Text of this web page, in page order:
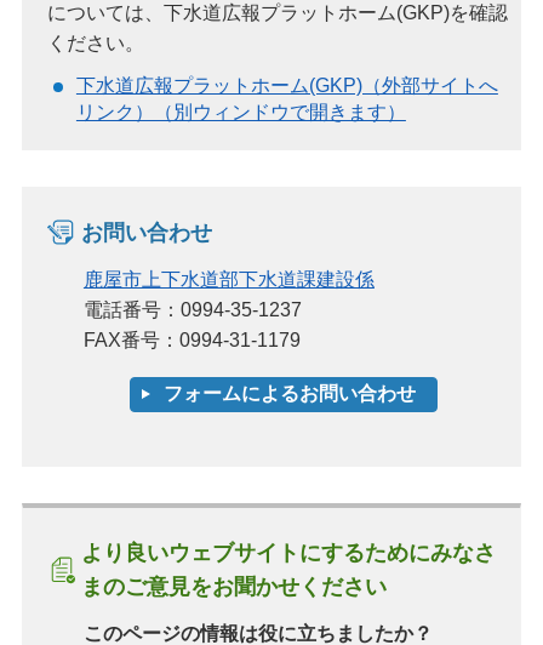
については、下水道広報プラットホーム(GKP)を確認
ください。
下水道広報プラットホーム(GKP)（外部サイトへ
リンク）（別ウィンドウで開きます）
お問い合わせ
鹿屋市上下水道部下水道課建設係
電話番号：0994-35-1237
FAX番号：0994-31-1179
より良いウェブサイトにするためにみなさ
まのご意見をお聞かせください
このページの情報は役に立ちましたか？